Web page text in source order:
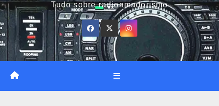
Tudo sobre radioamadorismo